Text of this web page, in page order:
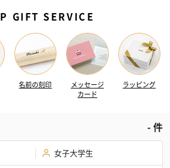
GIFT SERVICE
名前の刻印
メッセージ
カード
ラッピング
-件
女子大学生